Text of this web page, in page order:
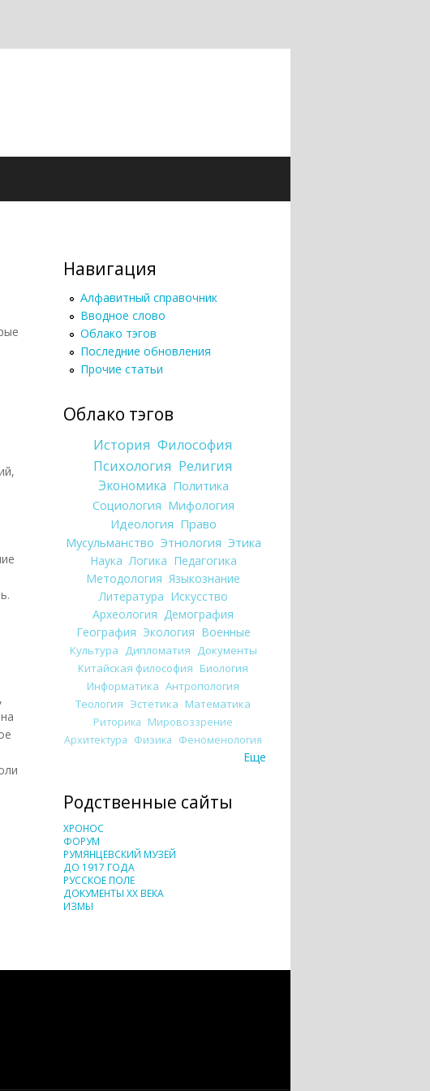
Навигация
Алфавитный справочник
Вводное слово
Облако тэгов
Последние обновления
Прочие статьи
Облако тэгов
История Философия
Психология Религия
Экономика Политика
Социология Мифология
Идеология Право
Мусульманство Этнология Этика
Наука Логика Педагогика
Методология Языкознание
Литература Искусство
Археология Демография
География Экология Военные
Культура Дипломатия Документы
Китайская философия Биология
Информатика Антропология
Теология Эстетика Математика
Риторика Мировоззрение
Архитектура Физика Феноменология
Еще
Родственные сайты
ХРОНОС
ФОРУМ
РУМЯНЦЕВСКИЙ МУЗЕЙ
ДО 1917 ГОДА
РУССКОЕ ПОЛЕ
ДОКУМЕНТЫ XX ВЕКА
ИЗМЫ